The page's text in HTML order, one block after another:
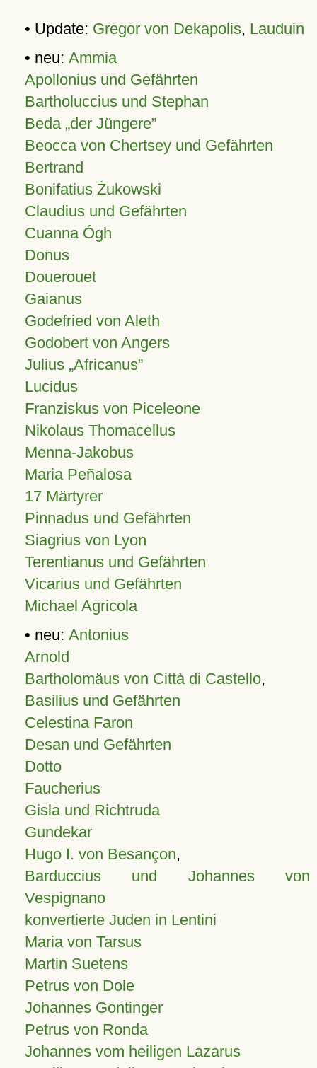
• Update: Gregor von Dekapolis, Lauduin
• neu: Ammia
Apollonius und Gefährten
Bartholuccius und Stephan
Beda „der Jüngere”
Beocca von Chertsey und Gefährten
Bertrand
Bonifatius Żukowski
Claudius und Gefährten
Cuanna Ógh
Donus
Douerouet
Gaianus
Godefried von Aleth
Godobert von Angers
Julius Africanus
Lucidus
Franziskus von Piceleone
Nikolaus Thomacellus
Menna-Jakobus
Maria Peñalosa
17 Märtyrer
Pinnadus und Gefährten
Siagrius von Lyon
Terentianus und Gefährten
Vicarius und Gefährten
Michael Agricola
• neu: Antonius
Arnold
Bartholomäus von Città di Castello,
Basilius und Gefährten
Celestina Faron
Desan und Gefährten
Dotto
Faucherius
Gisla und Richtruda
Gundekar
Hugo I. von Besançon,
Barduccius und Johannes von
Vespignano
konvertierte Juden in Lentini
Maria von Tarsus
Martin Suetens
Petrus von Dole
Johannes Gontinger
Petrus von Ronda
Johannes vom heiligen Lazarus